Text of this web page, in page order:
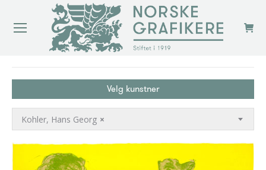
Velg kunstner
×
Kohler, Hans Georg